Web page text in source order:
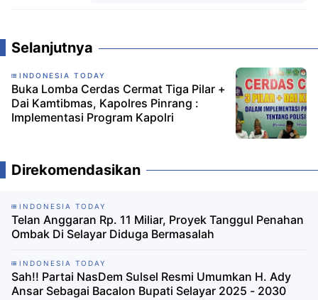
Selanjutnya
INDONESIA TODAY
Buka Lomba Cerdas Cermat Tiga Pilar +
Dai Kamtibmas, Kapolres Pinrang :
Implementasi Program Kapolri
Direkomendasikan
INDONESIA TODAY
Telan Anggaran Rp. 11 Miliar, Proyek Tanggul Penahan
Ombak Di Selayar Diduga Bermasalah
INDONESIA TODAY
Sah!! Partai NasDem Sulsel Resmi Umumkan H. Ady
Ansar Sebagai Bacalon Bupati Selayar 2025 - 2030